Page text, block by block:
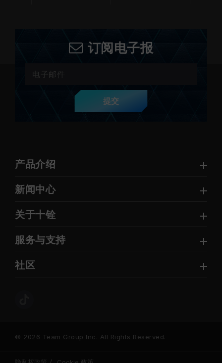
订阅电子报
提交
产品介绍
新闻中心
关于十铨
服务与支持
社区
© 2026 Team Group Inc. All Rights Reserved.